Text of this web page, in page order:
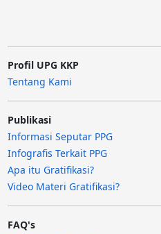
Profil UPG KKP
Tentang Kami
Publikasi
Informasi Seputar PPG
Infografis Terkait PPG
Apa itu Gratifikasi?
Video Materi Gratifikasi?
FAQ's